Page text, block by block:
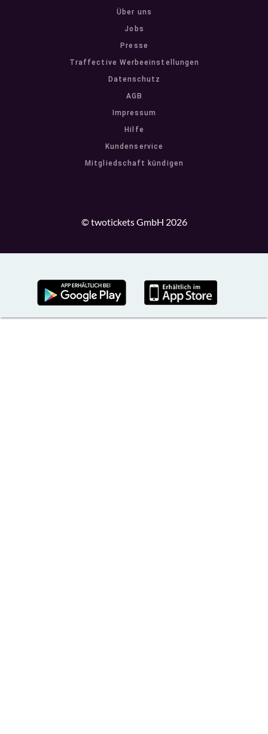
Über uns
Jobs
Presse
Traffective Werbeeinstellungen
Datenschutz
AGB
Impressum
Hilfe
Kundenservice
Mitgliedschaft kündigen
© twotickets GmbH 2026